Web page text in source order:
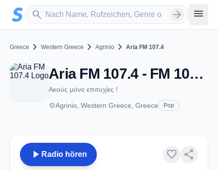
Zum Hauptinhalt springen
search
Sender suchen arrow_forward menu
Greece chevron_right Western Greece chevron_right Agrinio chevron_right Aria FM 107.4
Aria FM 107.4 - FM 107.4 - Agrinio
Ακούς μόνο επιτυχίες !
placeAgrinio, Western Greece, Greece Pop
play_arrow Radio hören favorite share